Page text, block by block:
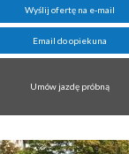
Wyślij ofertę na e-mail
Email do opiekuna
Umów jazdę próbną